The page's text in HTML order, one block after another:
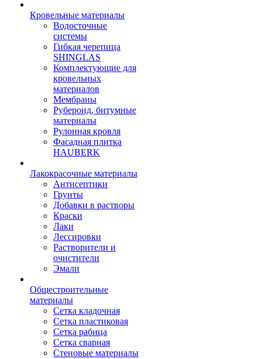
Кровельные материалы
Водосточные
системы
Гибкая черепица
SHINGLAS
Комплектующие для
кровельных
материалов
Мембраны
Рубероид, битумные
материалы
Рулонная кровля
Фасадная плитка
HAUBERK
Лакокрасочные материалы
Антисептики
Грунты
Добавки в растворы
Краски
Лаки
Лессировки
Растворители и
очистители
Эмали
Общестроительные
материалы
Сетка кладочная
Сетка пластиковая
Сетка рабица
Сетка сварная
Стеновые материалы